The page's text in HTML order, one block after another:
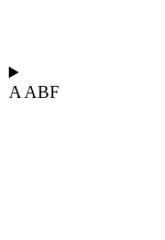
A ABF